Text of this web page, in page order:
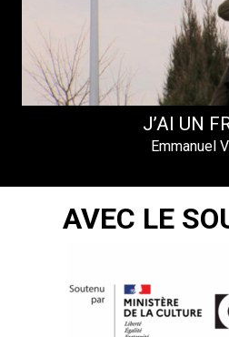
J’AI UN
Emmanuel
AVEC LE